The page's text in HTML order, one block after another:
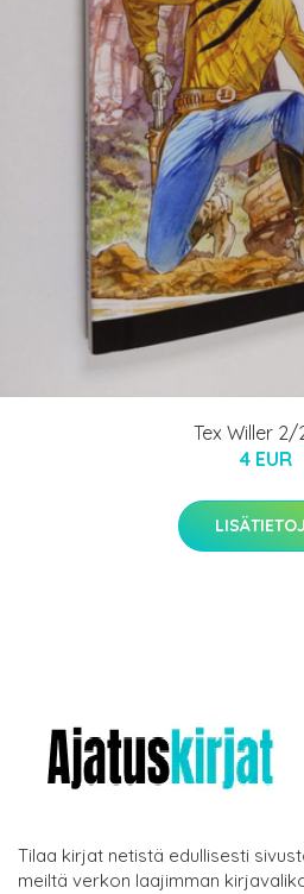
Tex Willer 2/
4 EUR
Tilaa kirjat netistä edullisesti
meiltä verkon laajimman